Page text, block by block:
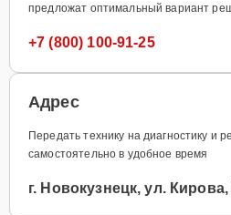
предложат оптимальный вариант
+7 (800) 100-91-25
Адрес
Передать технику на диагностику и
самостоятельно в удобное время
г. Новокузнецк, ул. Кирова,